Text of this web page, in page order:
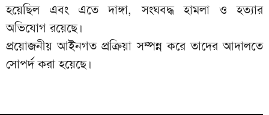
হয়েছিল এবং এতে দাঙ্গা, সংঘবদ্ধ হামলা ও হত্যার
অভিযোগ রয়েছে।
প্রয়োজনীয় আইনগত প্রক্রিয়া সম্পন্ন করে তাদের আদালতে
সোপর্দ করা হয়েছে।